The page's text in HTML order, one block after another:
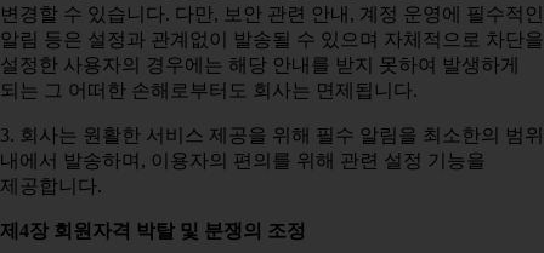
변경할 수 있습니다. 다만, 보안 관련 안내, 계정 운영에 필수적인
알림 등은 설정과 관계없이 발송될 수 있으며 자체적으로 차단을
설정한 사용자의 경우에는 해당 안내를 받지 못하여 발생하게
되는 그 어떠한 손해로부터도 회사는 면제됩니다.
3. 회사는 원활한 서비스 제공을 위해 필수 알림을 최소한의 범위
내에서 발송하며, 이용자의 편의를 위해 관련 설정 기능을
제공합니다.
제4장 회원자격 박탈 및 분쟁의 조정